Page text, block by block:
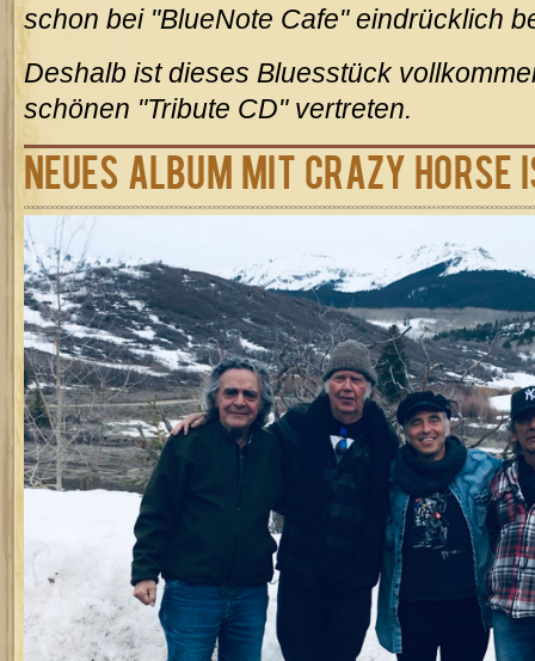
schon bei "BlueNote Cafe" eindrücklich
Deshalb ist dieses Bluesstück
schönen "Tribute CD" vertreten.
Neues Album mit Crazy